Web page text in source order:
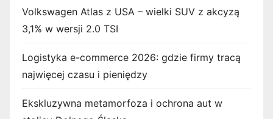
Volkswagen Atlas z USA – wielki SUV z akcyzą
3,1% w wersji 2.0 TSI
Logistyka e-commerce 2026: gdzie firmy tracą
najwięcej czasu i pieniędzy
Ekskluzywna metamorfoza i ochrona aut w